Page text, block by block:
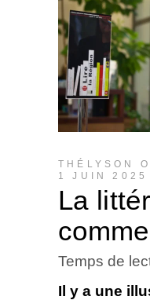
THÉLYSON
1 JUIN 2025
La
Temps de
Il y a une